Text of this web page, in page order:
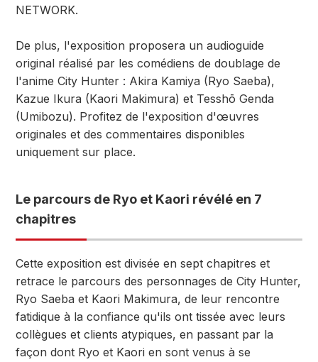
NETWORK.
De plus, l'exposition proposera un audioguide
original réalisé par les comédiens de doublage de
l'anime City Hunter : Akira Kamiya (Ryo Saeba),
Kazue Ikura (Kaori Makimura) et Tesshō Genda
(Umibozu). Profitez de l'exposition d'œuvres
originales et des commentaires disponibles
uniquement sur place.
Le parcours de Ryo et Kaori révélé en 7
chapitres
Cette exposition est divisée en sept chapitres et
retrace le parcours des personnages de City Hunter,
Ryo Saeba et Kaori Makimura, de leur rencontre
fatidique à la confiance qu'ils ont tissée avec leurs
collègues et clients atypiques, en passant par la
façon dont Ryo et Kaori en sont venus à se